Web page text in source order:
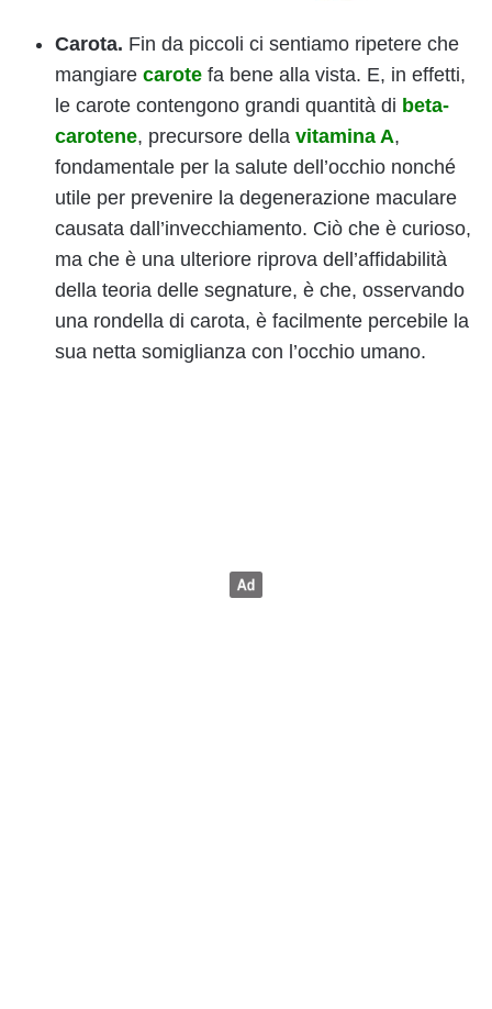
Carota. Fin da piccoli ci sentiamo ripetere che
mangiare carote fa bene alla vista. E, in effetti,
le carote contengono grandi quantità di beta-
carotene, precursore della vitamina A,
fondamentale per la salute dell’occhio nonché
utile per prevenire la degenerazione maculare
causata dall’invecchiamento. Ciò che è curioso,
ma che è una ulteriore riprova dell’affidabilità
della teoria delle segnature, è che, osservando
una rondella di carota, è facilmente percebile la
sua netta somiglianza con l’occhio umano.